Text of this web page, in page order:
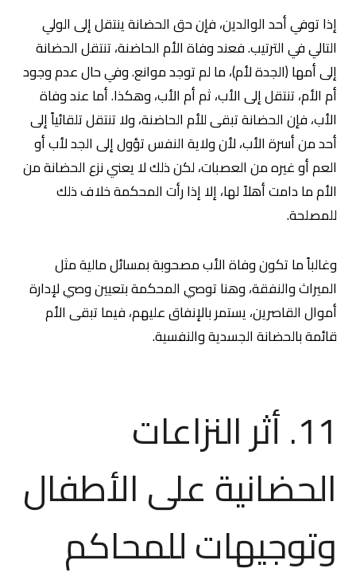
إذا توفي أحد الوالدين، فإن حق الحضانة ينتقل إلى الولي
التالي في الترتيب. فعند وفاة الأم الحاضنة، تنتقل الحضانة
إلى أمها (الجدة لأم)، ما لم توجد موانع. وفي حال عدم وجود
أم الأم، تنتقل إلى الأب، ثم أم الأب، وهكذا. أما عند وفاة
الأب، فإن الحضانة تبقى للأم الحاضنة، ولا تنتقل تلقائياً إلى
أحد من أسرة الأب، لأن ولاية النفس تؤول إلى الجد لأب أو
العم أو غيره من العصبات، لكن ذلك لا يعني نزع الحضانة من
الأم ما دامت أهلاً لها، إلا إذا رأت المحكمة خلاف ذلك
للمصلحة.
وغالباً ما تكون وفاة الأب مصحوبة بمسائل مالية مثل
الميراث والنفقة، وهنا توصي المحكمة بتعيين وصي لإدارة
أموال القاصرين، يستمر بالإنفاق عليهم، فيما تبقى الأم
قائمة بالحضانة الجسدية والنفسية.
11. أثر النزاعات
الحضانية على الأطفال
وتوجيهات للمحاكم